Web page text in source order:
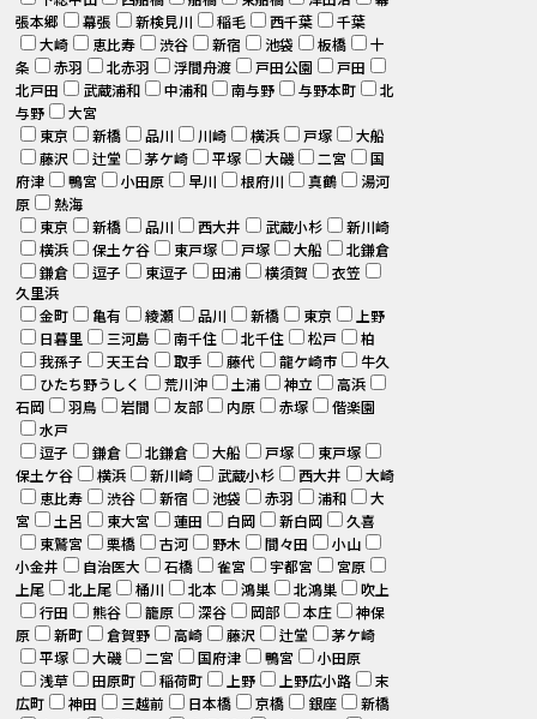
張本郷
幕張 新検見川 稲毛 西千葉
千葉
大崎
恵比寿 渋谷 新宿 池袋 板橋
十
条
赤羽 北赤羽 浮間舟渡 戸田公園
戸田
北戸田
武蔵浦和 中浦和 南与野 与野本町
北
与野
大宮
東京
新橋 品川 川崎 横浜 戸塚
大船
藤沢
辻堂 茅ケ崎 平塚 大磯 二宮
国
府津
鴨宮 小田原 早川 根府川 真鶴
湯河
原
熱海
東京
新橋 品川 西大井 武蔵小杉
新川崎
横浜
保土ケ谷 東戸塚 戸塚 大船
北鎌倉
鎌倉
逗子 東逗子 田浦 横須賀
衣笠
久里浜
金町
亀有 綾瀬 品川 新橋 東京
上野
日暮里
三河島 南千住 北千住 松戸
柏
我孫子
天王台 取手 藤代 龍ケ崎市
牛久
ひたち野うしく
荒川沖 土浦 神立
高浜
石岡
羽鳥 岩間 友部 内原 赤塚
偕楽園
水戸
逗子
鎌倉 北鎌倉 大船 戸塚
東戸塚
保土ケ谷
横浜 新川崎 武蔵小杉 西大井
大崎
恵比寿
渋谷 新宿 池袋 赤羽 浦和
大
宮
土呂 東大宮 蓮田 白岡 新白岡
久喜
東鷲宮
栗橋 古河 野木 間々田
小山
小金井
自治医大 石橋 雀宮 宇都宮
宮原
上尾
北上尾 桶川 北本 鴻巣 北鴻巣
吹上
行田
熊谷 籠原 深谷 岡部 本庄
神保
原
新町 倉賀野 高崎 藤沢 辻堂
茅ケ崎
平塚
大磯 二宮 国府津 鴨宮
小田原
浅草
田原町 稲荷町 上野 上野広小路
末
広町
神田 三越前 日本橋 京橋 銀座
新橋